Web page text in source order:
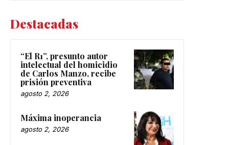
Destacadas
“El R1”, presunto autor
intelectual del homicidio
de Carlos Manzo, recibe
prisión preventiva
agosto 2, 2026
Máxima inoperancia
agosto 2, 2026